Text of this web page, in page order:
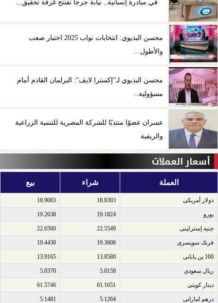
في مبادرة إنسانية.. نيابة جرجا تفتتح غرفة تحقيق...
محسن البديوي: انتخابات نواب 2025 اختبار صعب
والأطول...
محسن البديوي لـ”إكسترا لايف”: البرلمان القادم أمام
مسؤولية...
عسران عضوًا منتدبًا للشركة المصرية للتنمية الزراعية
والريفية
أسعار العملات
العملة شراء بيع
دولار أمريكى​ 18.8303
18.9083
يورو​ 19.1824
19.2638
جنيه إسترلينى​ 22.5549
22.6560
فرنك سويسرى​ 19.3608
19.4430
100 ين يابانى​ 13.8580
13.9165
ريال سعودى​ 5.0159
5.0370
دينار كويتى​ 61.1651
61.5746
درهم اماراتى​ 5.1264
5.1481